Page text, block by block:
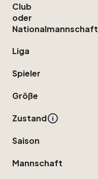
Club
oder
Nationalmannschaft
Liga
Spieler
Größe
Zustand
Saison
Mannschaft